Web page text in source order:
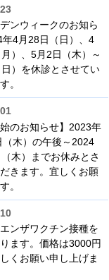
デンウィークのお知ら
年4月28日（日）、4
）、5月2日（木）～
）を休診とさせてい
。
始のお知らせ】2023年
（木）の午後～2024
木）までお休みとさ
きます。宜しくお願
。
ンザワクチン接種を
ます。価格は3000円
くお願い申し上げま